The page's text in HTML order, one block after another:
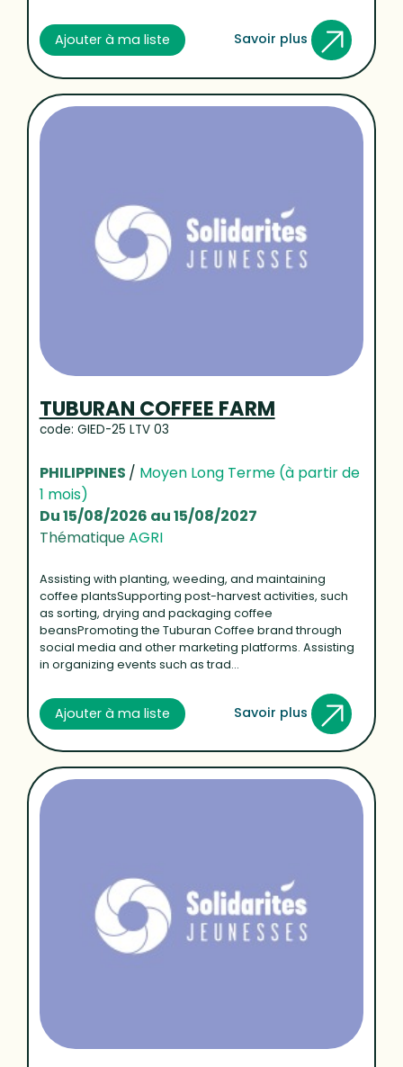
Ajouter à ma liste Savoir plus
TUBURAN COFFEE FARM
code: GIED-25 LTV 03
PHILIPPINES / Moyen Long Terme (à partir de
1 mois)
Du 15/08/2026 au 15/08/2027
ThématiqueAGRI
Assisting with planting, weeding, and maintaining
coffee plantsSupporting post-harvest activities, such
as sorting, drying and packaging coffee
beansPromoting the Tuburan Coffee brand through
social media and other marketing platforms. Assisting
in organizing events such as trad...
Ajouter à ma liste Savoir plus